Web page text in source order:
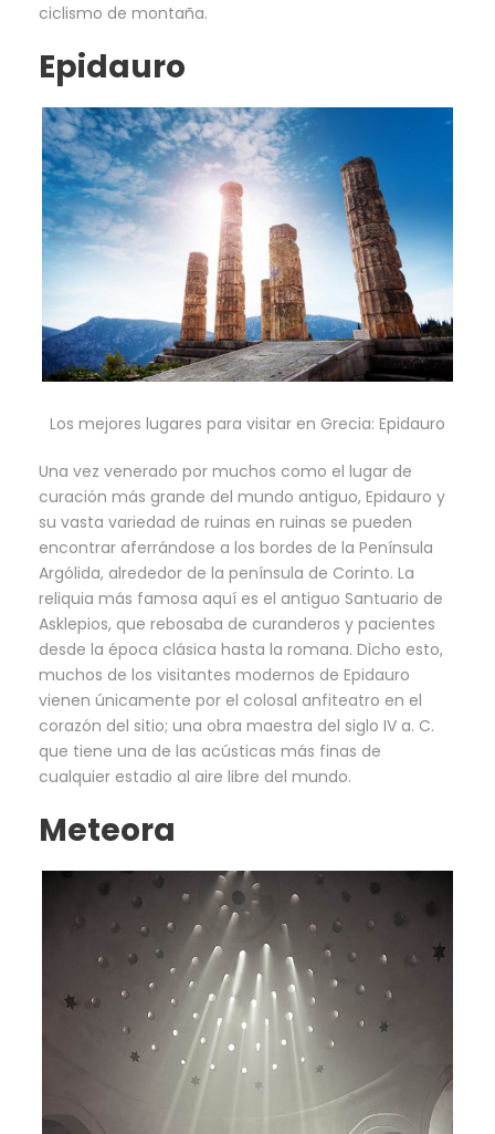
ciclismo de montaña.
Epidauro
Los mejores lugares para visitar en Grecia: Epidauro
Una vez venerado por muchos como el lugar de
curación más grande del mundo antiguo, Epidauro y
su vasta variedad de ruinas en ruinas se pueden
encontrar aferrándose a los bordes de la Península
Argólida, alrededor de la península de Corinto. La
reliquia más famosa aquí es el antiguo Santuario de
Asklepios, que rebosaba de curanderos y pacientes
desde la época clásica hasta la romana. Dicho esto,
muchos de los visitantes modernos de Epidauro
vienen únicamente por el colosal anfiteatro en el
corazón del sitio; una obra maestra del siglo IV a. C.
que tiene una de las acústicas más finas de
cualquier estadio al aire libre del mundo.
Meteora